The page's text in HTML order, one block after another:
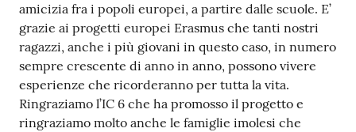
amicizia fra i popoli europei, a partire dalle scuole. E’
grazie ai progetti europei Erasmus che tanti nostri
ragazzi, anche i più giovani in questo caso, in numero
sempre crescente di anno in anno, possono vivere
esperienze che ricorderanno per tutta la vita.
Ringraziamo l’IC 6 che ha promosso il progetto e
ringraziamo molto anche le famiglie imolesi che